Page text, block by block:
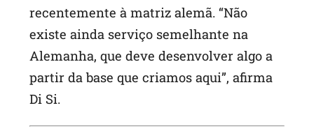
recentemente à matriz alemã. “Não
existe ainda serviço semelhante na
Alemanha, que deve desenvolver algo a
partir da base que criamos aqui”, afirma
Di Si.